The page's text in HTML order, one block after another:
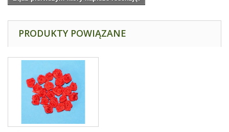
PRODUKTY POWIĄZANE